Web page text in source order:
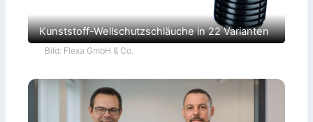
Kunststoff-Wellschutzschläuche in 22 Varianten
Bild: Flexa GmbH & Co.